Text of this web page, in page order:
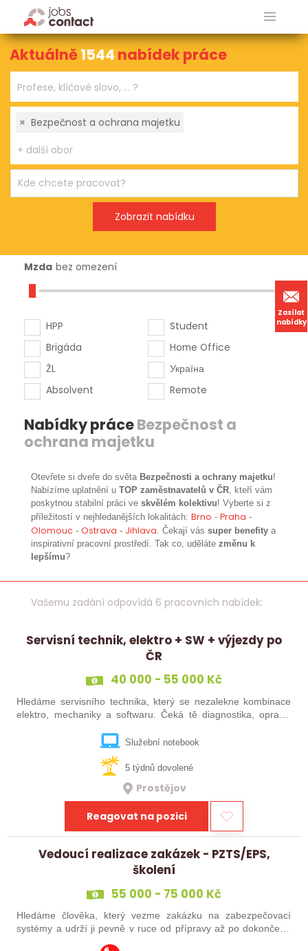
Zasílat
nabídky
Aktuálně1544 nabídek práce
× Bezpečnost a ochrana majetku
Mzda bez omezení
HPP
Brigáda
ŽL
Absolvent
Student
Home Office
Україна
Remote
Nabídky práceBezpečnost a
ochrana majetku
Otevřete si dveře do světa Bezpečnosti a ochrany majetku!
Nabízíme uplatnění uTOP zaměstnavatelů v ČR, kteří vám
poskytnou stabilní práci veskvělém kolektivu! Vyberte si z
příležitostí v nejhledanějších lokalitách: Brno - Praha -
Olomouc -Ostrava - Jihlava. Čekají vássuper benefity a
inspirativní pracovní prostředí. Tak co, udělátezměnu k
lepšímu?
Vašemu zadání odpovídá 6 pracovních nabídek:
Servisní technik, elektro + SW + výjezdy po
ČR
40 000 - 55 000 Kč
Hledáme servisního technika, který se nezalekne kombinace
elektro, mechaniky a softwaru. Čeká tě diagnostika, opravy,
Služební notebook
5 týdnů dovolené
Prostějov
Reagovat na pozici
Vedoucí realizace zakázek - PZTS/EPS,
školení
55 000 - 75 000 Kč
Hledáme člověka, který vezme zakázku na zabezpečovací
systémy a udrží ji pevně v ruce od přípravy až po dokončení.
Budeš řešit technickou i papírovou část, hlídat materiál, lidi,